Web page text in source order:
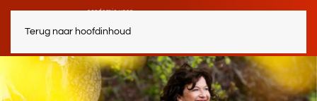
Terug naar hoofdinhoud